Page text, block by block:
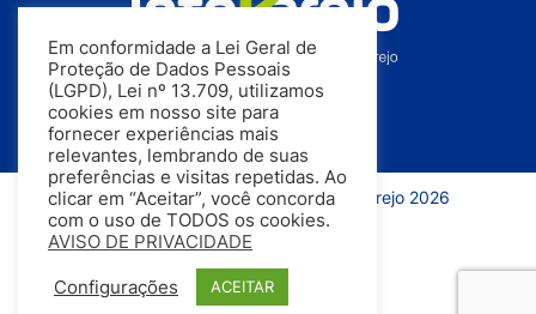
Todos os direitos reservados | InfoVarejo 2026
Em conformidade a Lei Geral de
Proteção de Dados Pessoais
(LGPD), Lei nº 13.709, utilizamos
cookies em nosso site para
fornecer experiências mais
relevantes, lembrando de suas
preferências e visitas repetidas. Ao
clicar em “Aceitar”, você concorda
com o uso de TODOS os cookies.
AVISO DE PRIVACIDADE
Configurações ACEITAR